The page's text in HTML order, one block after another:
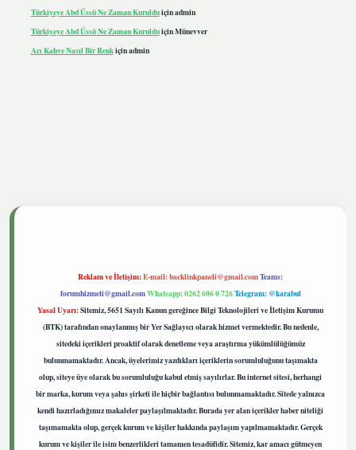
Türkiyeye Abd Üssü Ne Zaman Kurulduiçinadmin
Türkiyeye Abd Üssü Ne Zaman KurulduiçinMünevver
Acı Kahve Nasıl Bir Renkiçinadmin
Reklam ve İletişim:E-mail:backlinkpaneli@gmail.comTeams:
forumhizmeti@gmail.comWhatsapp: 0262 606 0 726Telegram: @karabul
Yasal Uyarı:Sitemiz, 5651 Sayılı Kanun gereğince Bilgi Teknolojileri ve İletişim Kurumu
(BTK) tarafından onaylanmış bir Yer Sağlayıcı olarak hizmet vermektedir. Bu nedenle,
sitedeki içerikleri proaktif olarak denetleme veya araştırma yükümlülüğümüz
bulunmamaktadır. Ancak, üyelerimiz yazdıkları içeriklerin sorumluluğunu taşımakta
olup, siteye üye olarak bu sorumluluğu kabul etmiş sayılırlar. Bu internet sitesi, herhangi
bir marka, kurum veya şahıs şirketi ile hiçbir bağlantısı bulunmamaktadır. Sitede yalnızca
kendi hazırladığımız makaleler paylaşılmaktadır. Burada yer alan içerikler haber niteliği
taşımamakta olup, gerçek kurum ve kişiler hakkında paylaşım yapılmamaktadır. Gerçek
kurum ve kişiler ile isim benzerlikleri tamamen tesadüfidir. Sitemiz, kar amacı gütmeyen